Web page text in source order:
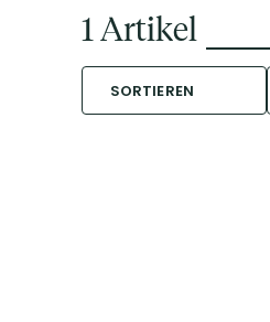
1Artikel
SORTIEREN